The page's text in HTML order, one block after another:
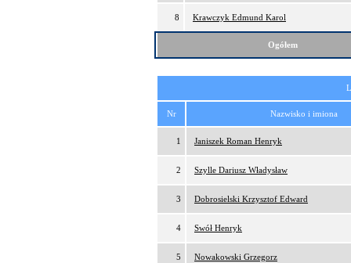
8 Krawczyk Edmund Karol
Ogółem
Nr Nazwisko i imiona
1 Janiszek Roman Henryk
2 Szylle Dariusz Władysław
3 Dobrosielski Krzysztof Edward
4 Swół Henryk
5 Nowakowski Grzegorz